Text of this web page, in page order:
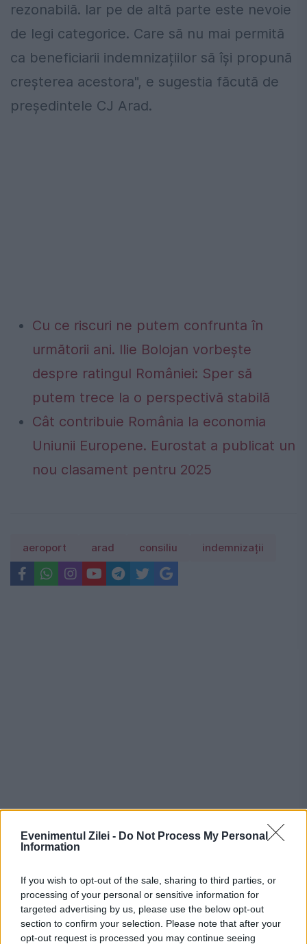
Evenimentul Zilei - Do Not Process My Personal
Information
If you wish to opt-out of the sale, sharing to third parties, or
processing of your personal or sensitive information for
targeted advertising by us, please use the below opt-out
section to confirm your selection. Please note that after your
opt-out request is processed you may continue seeing
rezonabilă. Iar pe de altă parte este nevoie
de legi categorice. Care să nu mai permită
ca beneficiarii indemnizațiilor să își propună
creșterea acestora", e sugestia făcută de
președintele CJ Arad.
Cu ce riscuri ne putem confrunta în
următorii ani. Ilie Bolojan vorbește
despre ratingul României: Sper să
putem trece la o perspectivă stabilă
Cât contribuie România la economia
Uniunii Europene. Eurostat a publicat un
nou clasament pentru 2025
aeroport arad consiliu indemnizații